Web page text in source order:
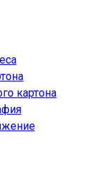
картона